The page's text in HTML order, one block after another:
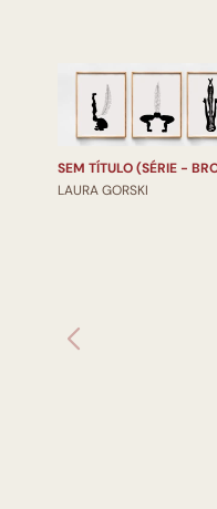
SEM TÍTULO (SÉRIE -
LAURA GORSKI